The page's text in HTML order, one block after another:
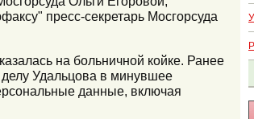
пресс-секретарь Мосгорсуда
на больничной койке. Ранее
Удальцова в минувшее
данные, включая